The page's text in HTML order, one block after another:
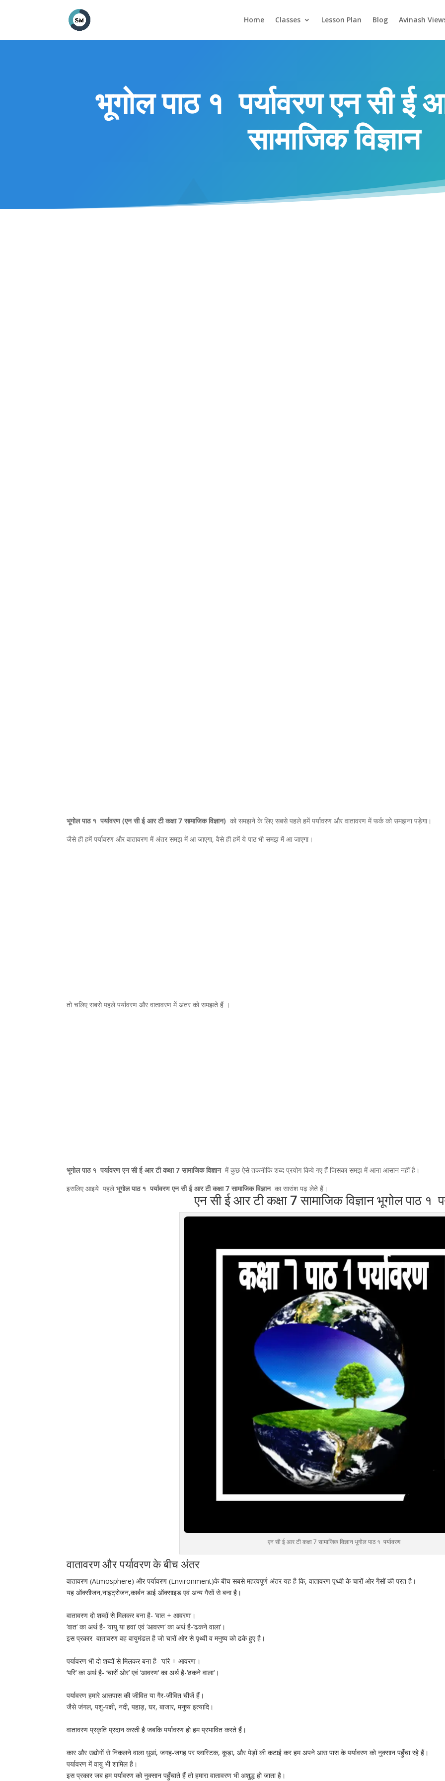
Home Classes Lesson Plan Blog Avinash
भूगोल पाठ १ पर्यावरण एन सी ई
सामाजिक विज्ञान
भूगोल पाठ १ पर्यावरण (एन सी ई आर टी कक्षा 7 सामाजिक विज्ञान) को समझने के लिए सबसे पहले हमें पर्यावरण और वातावरण में फर्क को समझना पड़ेगा।
जैसे ही हमें पर्यावरण और वातावरण में अंतर समझ में आ जाएगा, वैसे ही हमें ये पाठ भी समझ में आ जाएगा।
तो चलिए सबसे पहले पर्यावरण और वातावरण में अंतर को समझते हैं ।
भूगोल पाठ १ पर्यावरण एन सी ई आर टी कक्षा 7 सामाजिक विज्ञान में कुछ ऐसे तकनीकि शब्द प्रयोग किये गए हैं जिसका समझ में आना आसान नहीं है।
इसलिए आइये पहलेभूगोल पाठ १ पर्यावरणएन सी ई आर टी कक्षा 7 सामाजिक विज्ञान का सारांश पढ़ लेते हैं।
एन सी ई आर टी कक्षा 7 सामाजिक विज्ञान भूगोल पाठ १
एन सी ई आर टी कक्षा 7 सामाजिक विज्ञान भूगोल पाठ १ पर्यावरण
वातावरण और पर्यावरण के बीच अंतर
वातावरण (Atmosphere) और पर्यावरण (Environment)के बीचसबसे महत्वपूर्ण अंतर यह है कि, वातावरण पृथ्वी के चारों ओर गैसों की परत है।
यह ऑक्सीजन,नाइट्रोजन,कार्बन डाई ऑक्साइड एवं अन्य गैसों से बना है।
वातावरण दो शब्दों से मिलकर बना है- ‘वात + आवरण‘।
‘वात‘ का अर्थ है- ‘वायु या हवा’ एवं ‘आवरण‘ का अर्थ है-‘ढकने वाला‘।
इस प्रकार वातावरण वह वायुमंडल है जो चारों ओर से पृथ्वी व मनुष्य को ढके हुए है।
पर्यावरण भी दो शब्दों से मिलकर बना है- ‘परि + आवरण‘।
‘परि‘ का अर्थ है- ‘चारों ओर’ एवं ‘आवरण‘ का अर्थ है-‘ढकने वाला‘।
पर्यावरण हमारे आसपास की जीवित या गैर-जीवित चीजें हैं।
जैसे जंगल, पशु-पक्षी, नदी, पहाड़, घर, बाजार, मनुष्य इत्यादि।
वातावरण प्रकृति प्रदान करती है जबकि पर्यावरण हो हम प्रभावित करते हैं।
कार और उद्योगों से निकलने वाला धुआं, जगह-जगह पर प्लास्टिक, कूड़ा, और पेड़ों की कटाई कर हम अपने आस पास के पर्यावरण को नुक्सान पहुँचा रहे हैं।
पर्यावरण में वायु भी शामिल है।
इस प्रकार जब हम पर्यावरण को नुक्सान पहुँचाते हैं तो हमारा वातावरण भी अशुद्ध हो जाता है।